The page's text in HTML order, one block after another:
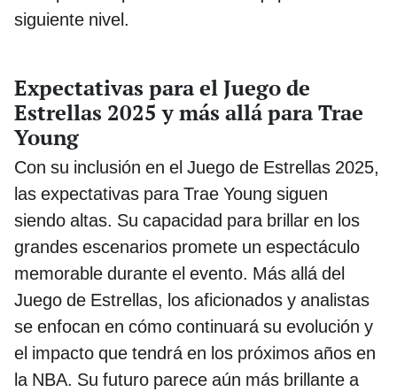
siguiente nivel.
Expectativas para el Juego de
Estrellas 2025 y más allá para Trae
Young
Con su inclusión en el Juego de Estrellas 2025,
las expectativas para Trae Young siguen
siendo altas. Su capacidad para brillar en los
grandes escenarios promete un espectáculo
memorable durante el evento. Más allá del
Juego de Estrellas, los aficionados y analistas
se enfocan en cómo continuará su evolución y
el impacto que tendrá en los próximos años en
la NBA. Su futuro parece aún más brillante a